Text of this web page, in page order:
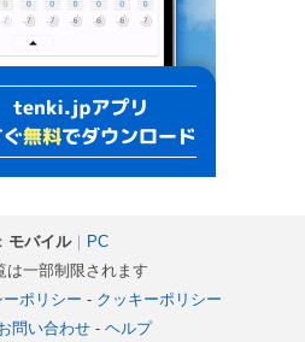
モバイル｜ PC
一部制限されます
ポリシー - クッキーポリシー
問い合わせ- ヘルプ